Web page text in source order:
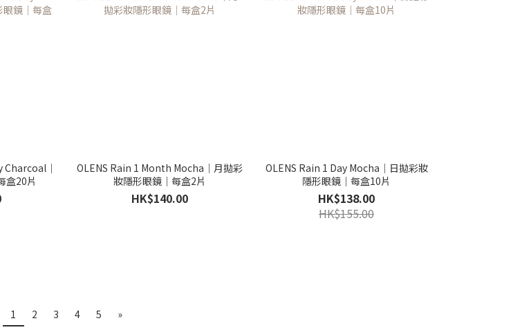
Charcoal｜
盒20片
OLENS Rain 1 Month Mocha｜月拋彩
妝隱形眼鏡｜每盒2片
HK$140.00
OLENS Rain 1 Day Mocha｜日拋彩妝
隱形眼鏡｜每盒10片
HK$138.00
HK$155.00
1 2 3 4 5 »